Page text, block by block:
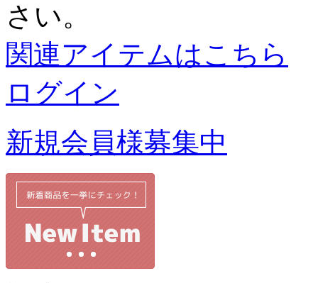
さい。
関連アイテムはこちら
ログイン
新規会員様募集中